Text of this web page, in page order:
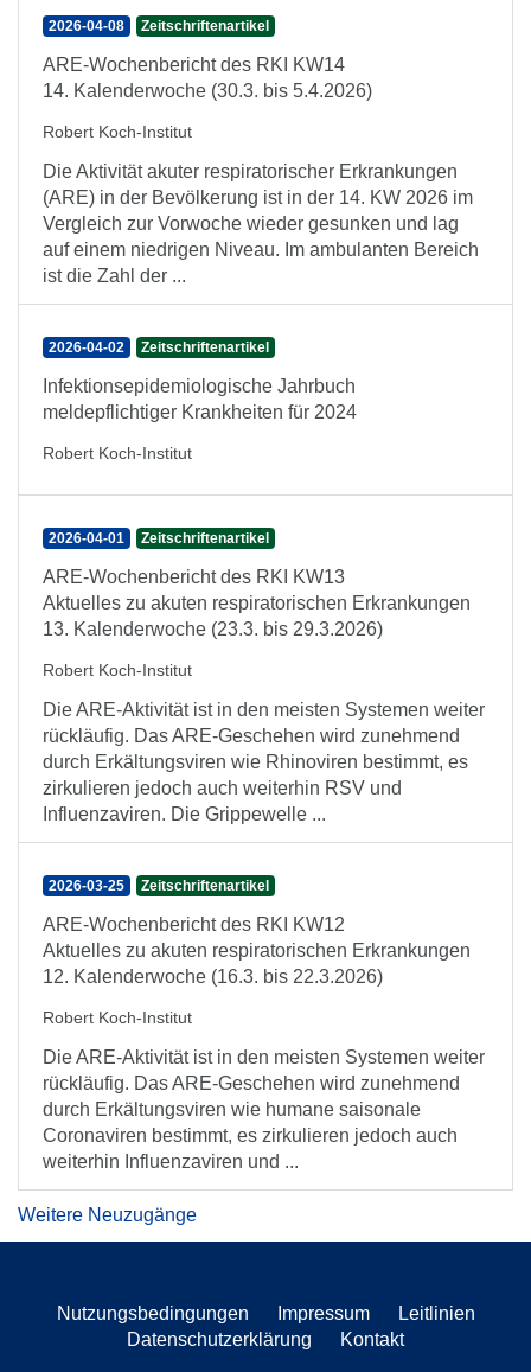
2026-04-08 Zeitschriftenartikel
ARE-Wochenbericht des RKI KW14
14. Kalenderwoche (30.3. bis 5.4.2026)
Robert Koch-Institut
Die Aktivität akuter respiratorischer Erkrankungen
(ARE) in der Bevölkerung ist in der 14. KW 2026 im
Vergleich zur Vorwoche wieder gesunken und lag
auf einem niedrigen Niveau. Im ambulanten Bereich
ist die Zahl der ...
2026-04-02 Zeitschriftenartikel
Infektionsepidemiologische Jahrbuch
meldepflichtiger Krankheiten für 2024
Robert Koch-Institut
2026-04-01 Zeitschriftenartikel
ARE-Wochenbericht des RKI KW13
Aktuelles zu akuten respiratorischen Erkrankungen
13. Kalenderwoche (23.3. bis 29.3.2026)
Robert Koch-Institut
Die ARE-Aktivität ist in den meisten Systemen weiter
rückläufig. Das ARE-Geschehen wird zunehmend
durch Erkältungsviren wie Rhinoviren bestimmt, es
zirkulieren jedoch auch weiterhin RSV und
Influenzaviren. Die Grippewelle ...
2026-03-25 Zeitschriftenartikel
ARE-Wochenbericht des RKI KW12
Aktuelles zu akuten respiratorischen Erkrankungen
12. Kalenderwoche (16.3. bis 22.3.2026)
Robert Koch-Institut
Die ARE-Aktivität ist in den meisten Systemen weiter
rückläufig. Das ARE-Geschehen wird zunehmend
durch Erkältungsviren wie humane saisonale
Coronaviren bestimmt, es zirkulieren jedoch auch
weiterhin Influenzaviren und ...
Weitere Neuzugänge
Nutzungsbedingungen Impressum
Leitlinien
Datenschutzerklärung
Kontakt